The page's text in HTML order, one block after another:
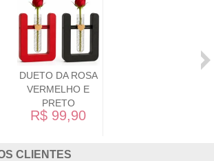
DUETO DA ROSA
VERMELHO E
PRETO
R$ 99,90
CLIENTES